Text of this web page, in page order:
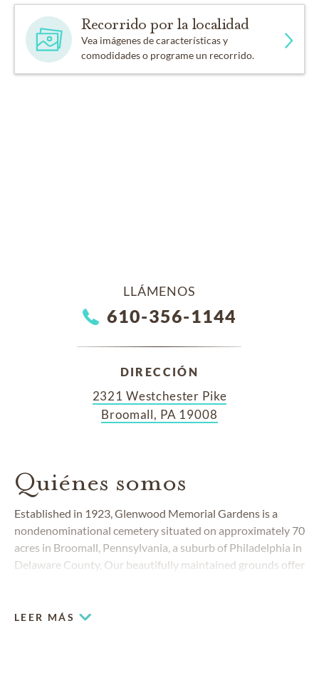
Recorrido por la localidad
Vea imágenes de características y
comodidades o programe un recorrido.
LLÁMENOS
610-356-1144
DIRECCIÓN
2321 Westchester Pike
Broomall, PA 19008
Quiénes somos
Established in 1923, Glenwood Memorial Gardens is a
nondenominational cemetery situated on approximately 70
acres in Broomall, Pennsylvania, a suburb of Philadelphia in
Delaware County. Our beautifully maintained grounds offer
honor the memory of a loved one.
LEER MÁS